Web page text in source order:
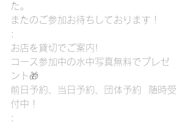
た。
またのご参加お待ちしております！
:
お店を貸切でご案内!
コース参加中の水中写真無料でプレゼ
ント🎁
前日予約、当日予約、団体予約  随時受
付中！
: